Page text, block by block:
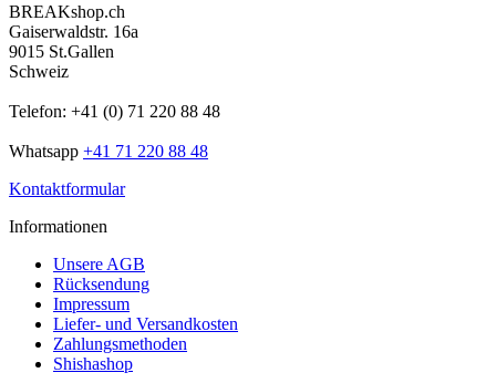
BREAKshop.ch
Gaiserwaldstr. 16a
9015 St.Gallen
Schweiz
Telefon: +41 (0) 71 220 88 48
Whatsapp +41 71 220 88 48
Kontaktformular
Informationen
Unsere AGB
Rücksendung
Impressum
Liefer- und Versandkosten
Zahlungsmethoden
Shishashop